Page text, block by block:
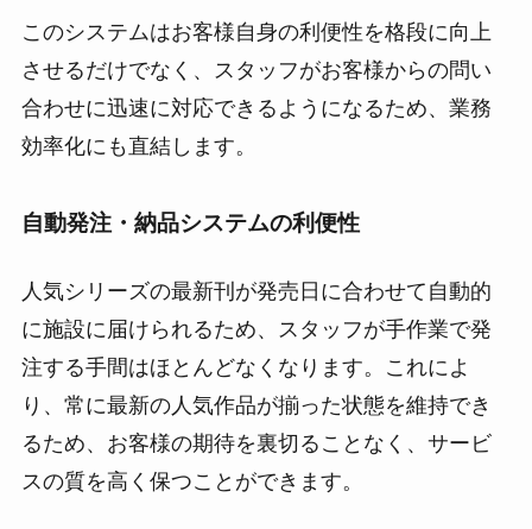
このシステムはお客様自身の利便性を格段に向上
させるだけでなく、スタッフがお客様からの問い
合わせに迅速に対応できるようになるため、業務
効率化にも直結します。
自動発注・納品システムの利便性
人気シリーズの最新刊が発売日に合わせて自動的
に施設に届けられるため、スタッフが手作業で発
注する手間はほとんどなくなります。これによ
り、常に最新の人気作品が揃った状態を維持でき
るため、お客様の期待を裏切ることなく、サービ
スの質を高く保つことができます。